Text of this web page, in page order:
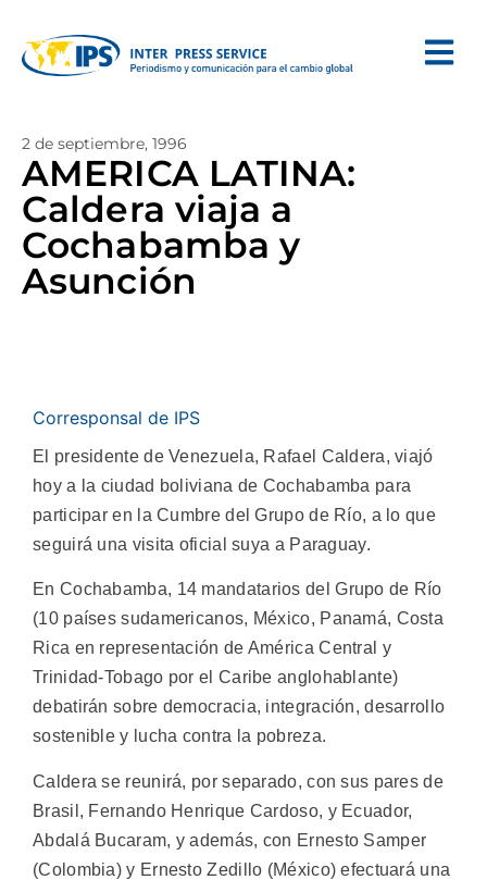
2 de septiembre, 1996
AMERICA LATINA:
Caldera viaja a
Cochabamba y
Asunción
Corresponsal de IPS
El presidente de Venezuela, Rafael Caldera, viajó
hoy a la ciudad boliviana de Cochabamba para
participar en la Cumbre del Grupo de Río, a lo que
seguirá una visita oficial suya a Paraguay.
En Cochabamba, 14 mandatarios del Grupo de Río
(10 países sudamericanos, México, Panamá, Costa
Rica en representación de América Central y
Trinidad-Tobago por el Caribe anglohablante)
debatirán sobre democracia, integración, desarrollo
sostenible y lucha contra la pobreza.
Caldera se reunirá, por separado, con sus pares de
Brasil, Fernando Henrique Cardoso, y Ecuador,
Abdalá Bucaram, y además, con Ernesto Samper
(Colombia) y Ernesto Zedillo (México) efectuará una